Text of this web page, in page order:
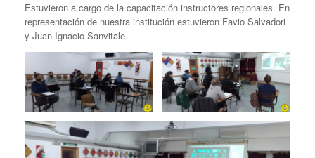
Estuvieron a cargo de la capacitación instructores regionales. En
representación de nuestra institución estuvieron Favio Salvadori
y Juan Ignacio Sanvitale.